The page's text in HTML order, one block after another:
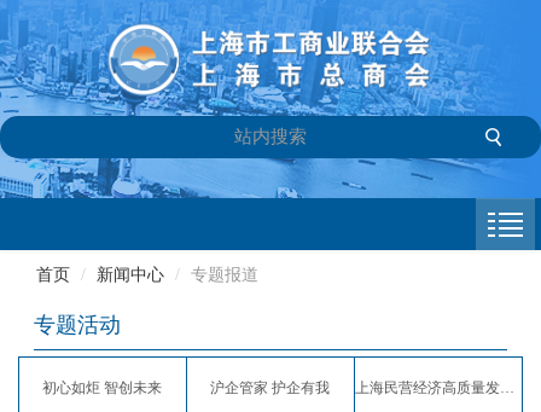
商会介绍
会员专栏
首页 / 新闻中心 / 专题报道
专题活动
初心如炬 智创未来 沪企管家 护企有我 上海民营经济高质量发展服务月